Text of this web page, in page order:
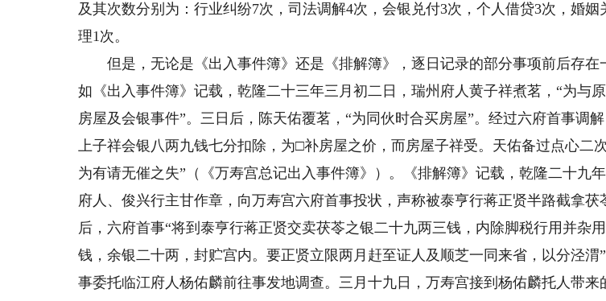
及其次数分别为：行业纠纷7次，司法调解4次，会银兑付3次，个人借贷3次，婚姻
理1次。
但是，无论是《出入事件簿》还是《排解簿》，逐日记录的部分事项前后存在
如《出入事件簿》记载，乾隆二十三年三月初二日，瑞州府人黄子祥煮茗，“为与
房屋及会银事件”。三日后，陈天佑覆茗，“为同伙时合买房屋”。经过六府首事调
上子祥会银八两九钱七分扣除，为□补房屋之价，而房屋子祥受。天佑备过点心二
为有请无催之失”（《万寿宫总记出入事件簿》）。《排解簿》记载，乾隆二十九
府人、俊兴行主甘作章，向万寿宫六府首事投状，声称被泰亨行蒋正贤半路截拿茯
后，六府首事“将到泰亨行蒋正贤交卖茯苓之银二十九两三钱，内除脚税行用并杂
钱，余银二十两，封贮宫内。要正贤立限两月赶至证人及顺芝一同来省，以分泾渭
事委托临江府人杨佑麟前往事发地调查。三月十九日，万寿宫接到杨佑麟托人带来